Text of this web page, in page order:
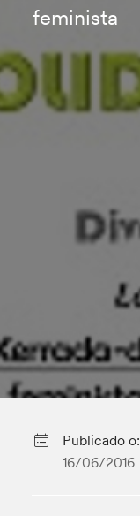
feminista
Publicado o:
16/06/2016